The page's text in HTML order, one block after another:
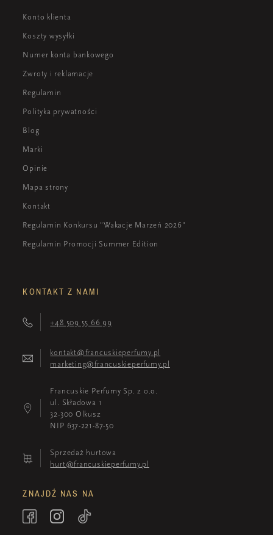
Konto klienta
Koszty wysyłki
Numer konta bankowego
Zwroty i reklamacje
Regulamin
Polityka prywatności
Blog
Marki
Opinie
Mapa strony
Kontakt
Regulamin Konkursu "Wakacje Marzeń 2026"
Regulamin Promocji Summer Edition
KONTAKT Z NAMI
+48 509 55 66 99
kontakt@francuskieperfumy.pl
marketing@francuskieperfumy.pl
Francuskie Perfumy Sp. z o.o.
ul. Składowa 1
32-300 Olkusz
NIP 637-221-87-50
Sprzedaż hurtowa
hurt@francuskieperfumy.pl
ZNAJDŹ NAS NA